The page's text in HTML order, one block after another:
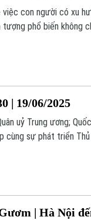
việc con người có xu
tượng phổ biến
| 19/06/2025
uỷ Trung ương;
cùng sự phát triển
| Hà Nội